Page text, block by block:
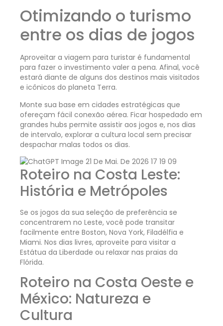
Otimizando o turismo
entre os dias de jogos
Aproveitar a viagem para turistar é fundamental
para fazer o investimento valer a pena. Afinal, você
estará diante de alguns dos destinos mais visitados
e icônicos do planeta Terra.
Monte sua base em cidades estratégicas que
ofereçam fácil conexão aérea. Ficar hospedado em
grandes hubs permite assistir aos jogos e, nos dias
de intervalo, explorar a cultura local sem precisar
despachar malas todos os dias.
Roteiro na Costa Leste:
História e Metrópoles
Se os jogos da sua seleção de preferência se
concentrarem no Leste, você pode transitar
facilmente entre Boston, Nova York, Filadélfia e
Miami. Nos dias livres, aproveite para visitar a
Estátua da Liberdade ou relaxar nas praias da
Flórida.
Roteiro na Costa Oeste e
México: Natureza e
Cultura